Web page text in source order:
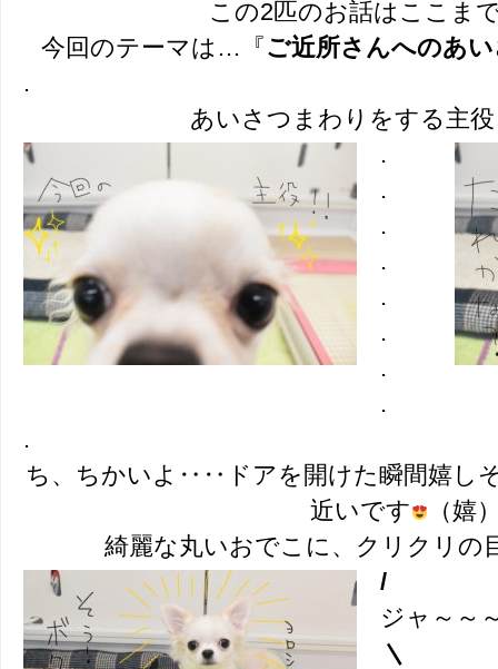
この2匹のお話はここま
今回のテーマは…『ご近所さんへのあ
.
あいさつまわりをする主
.
.
.
.
.
.
.
.
.
ち、ちかいよ‥‥ドアを開けた瞬間嬉し
近いです
（嬉
綺麗な丸いおでこに、クリクリ
/
ジャ～～
＼